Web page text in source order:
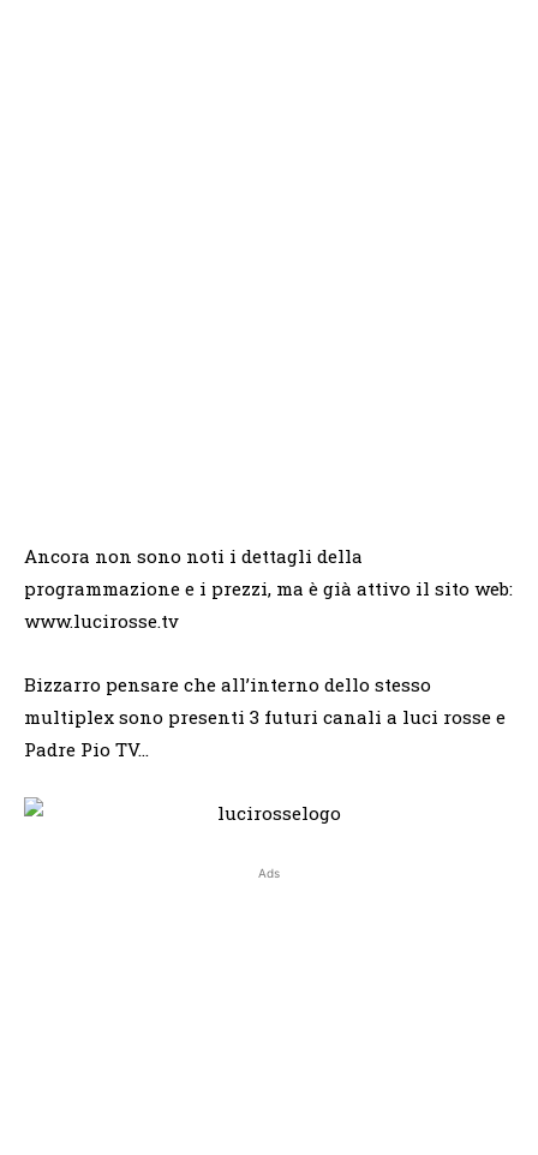
Ancora non sono noti i dettagli della
programmazione e i prezzi, ma è già attivo il sito web:
www.lucirosse.tv
Bizzarro pensare che all’interno dello stesso
multiplex sono presenti 3 futuri canali a luci rosse e
Padre Pio TV…
Ads